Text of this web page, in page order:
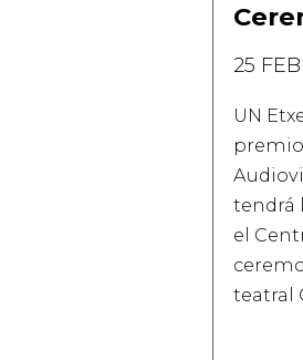
25
UN
tendrá
el
teatral